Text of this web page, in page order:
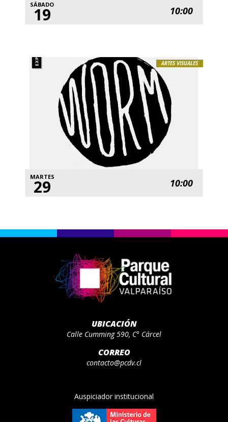
SÁBADO
19 10:00
ARTES VISUALES
MARTES
29 10:00
UBICACIÓN
Calle Cumming 590, C° Cárcel
CORREO
contacto@pcdv.cl
Auspiciador institucional